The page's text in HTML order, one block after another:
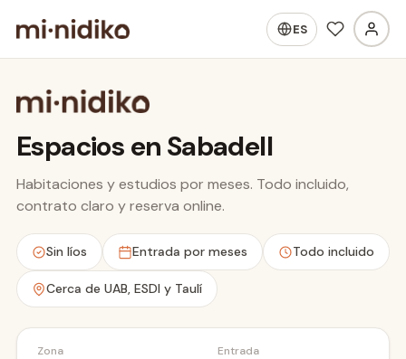
ES
Espacios en Sabadell
Habitaciones y estudios por meses. Todo incluido,
contrato claro y reserva online.
Sin líos Entrada por meses Todo incluido
Cerca de UAB, ESDI y Taulí
Zona Entrada
Hospital Taulí